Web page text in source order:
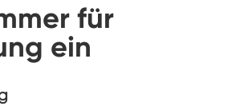
Test kammer
für
ein